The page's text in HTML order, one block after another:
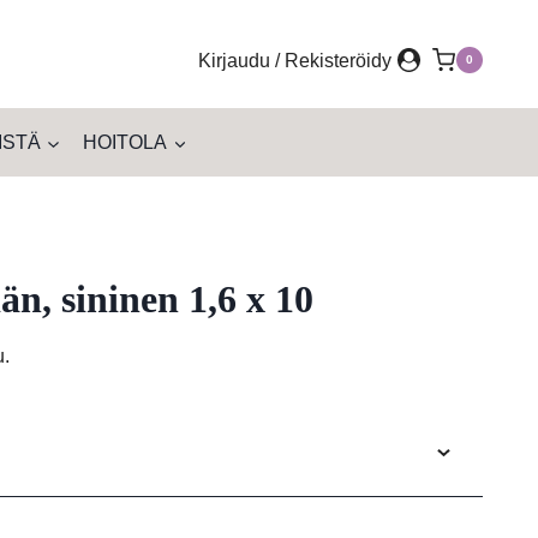
Kirjaudu / Rekisteröidy 0
HOITOLA
sininen 1,6 x 10